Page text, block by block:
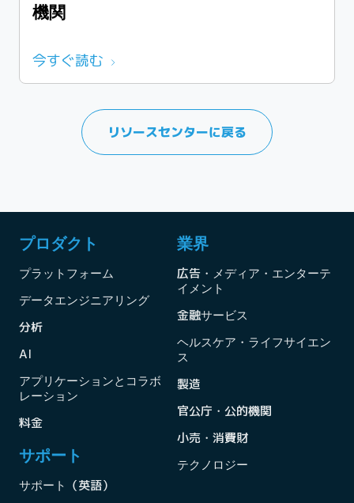
機関
今すぐ読む
リソースセンターに戻る
プロダクト
プラットフォーム
データエンジニアリング
分析
AI
アプリケーションとコラボ
レーション
料金
サポート
サポート（英語）
業界
広告・メディア・エンターテ
イメント
金融サービス
ヘルスケア・ライフサイエン
ス
製造
官公庁・公的機関
小売・消費財
テクノロジー